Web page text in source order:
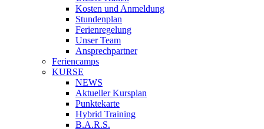
Kosten und Anmeldung
Stundenplan
Ferienregelung
Unser Team
Ansprechpartner
Feriencamps
KURSE
NEWS
Aktueller Kursplan
Punktekarte
Hybrid Training
B.A.R.S.